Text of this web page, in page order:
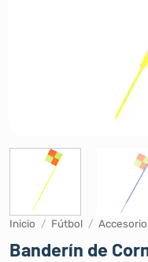
Inicio / Fútbol /
Banderín de